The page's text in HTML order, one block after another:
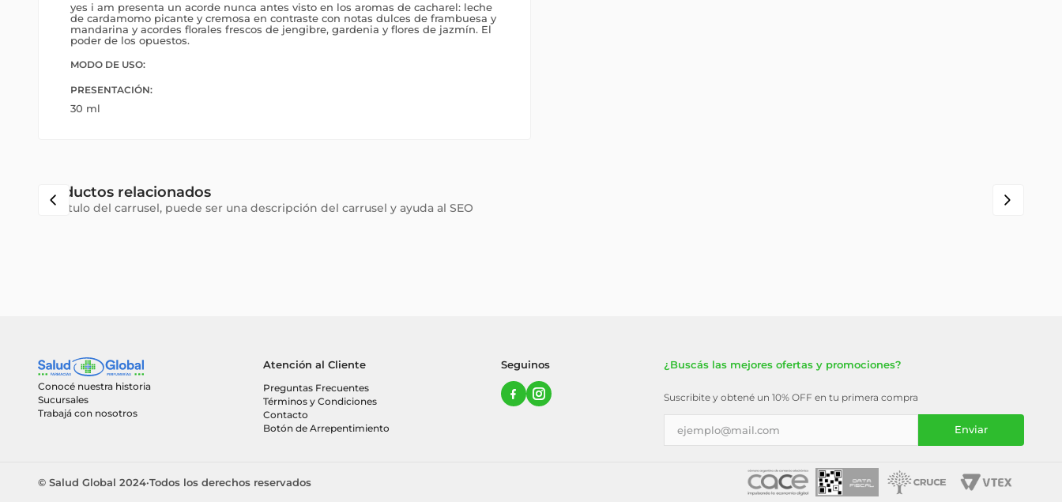
yes i am presenta un acorde nunca antes visto en los aromas de cacharel: leche
de cardamomo picante y cremosa en contraste con notas dulces de frambuesa y
mandarina y acordes florales frescos de jengibre, gardenia y flores de jazmín. El
poder de los opuestos.
MODO DE USO:
PRESENTACIÓN:
30 ml
Productos relacionados
Subtítulo del carrusel, puede ser una descripción del carrusel y ayuda al SEO
Conocé nuestra historia
Sucursales
Trabajá con nosotros
Atención al Cliente
Preguntas Frecuentes
Términos y Condiciones
Contacto
Botón de Arrepentimiento
Seguinos ¿Buscás las mejores ofertas y promociones?
Suscribite y obtené un 10% OFF en tu primera compra
Enviar
© Salud Global 2024·Todos los derechos reservados